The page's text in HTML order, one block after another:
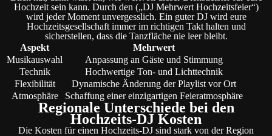
Hochzeit sein kann. Durch den („DJ Mehrwert Hochzeitsfeier“)
wird jeder Moment unvergesslich. Ein guter DJ wird eure
Hochzeitsgesellschaft immer im richtigen Takt halten und
sicherstellen, dass die Tanzfläche nie leer bleibt.
Aspekt
Mehrwert
Musikauswahl
Anpassung an Gäste und Stimmung
Technik
Hochwertige Ton- und Lichttechnik
Flexibilität
Dynamische Änderung der Playlist vor Ort
Atmosphäre
Schaffung einer einzigartigen Feieratmosphäre
Regionale Unterschiede bei den
Hochzeits-DJ Kosten
Die Kosten für einen Hochzeits-DJ sind stark von der Region